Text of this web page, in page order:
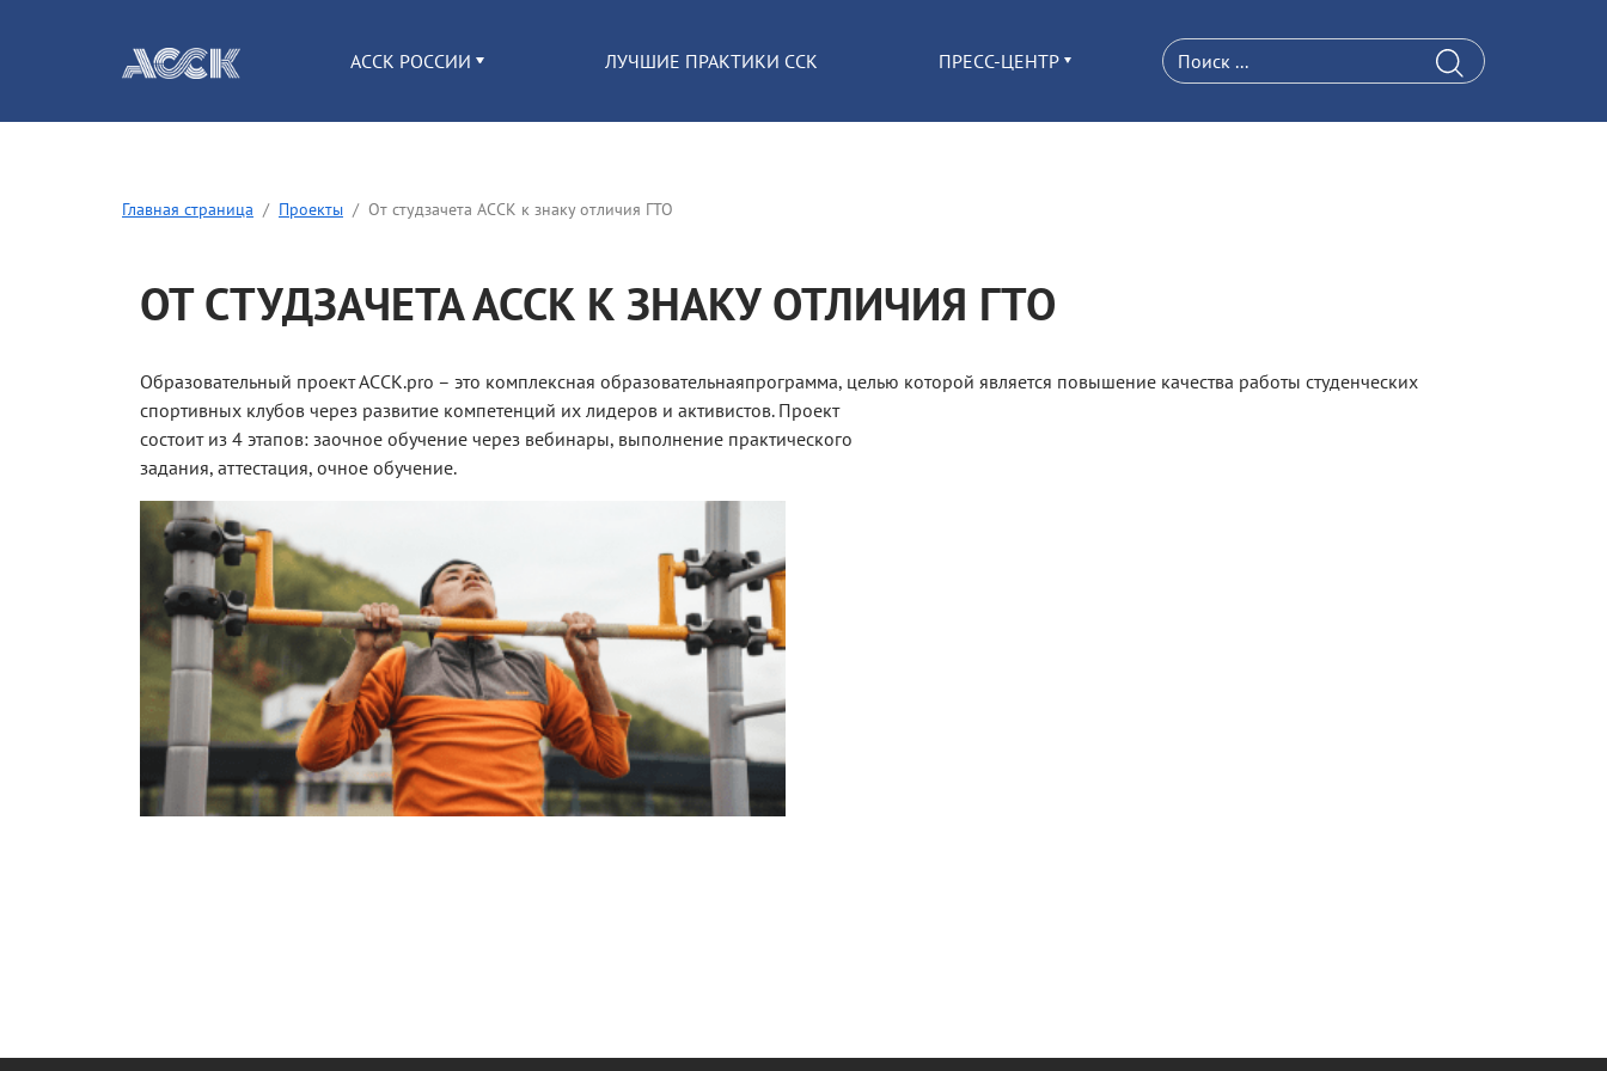
АССК РОССИИ ЛУЧШИЕ ПРАКТИКИ ССК ПРЕСС-ЦЕНТР
Главная страница Проекты От студзачета АССК к знаку отличия ГТО
ОТ СТУДЗАЧЕТА АССК К ЗНАКУ ОТЛИЧИЯ ГТО
Образовательный проект АССК.pro – это комплексная образовательнаяпрограмма, целью которой является повышение качества работы студенческих
спортивных клубов через развитие компетенций их лидеров и активистов. Проект
состоит из 4 этапов: заочное обучение через вебинары, выполнение практического
задания, аттестация, очное обучение.